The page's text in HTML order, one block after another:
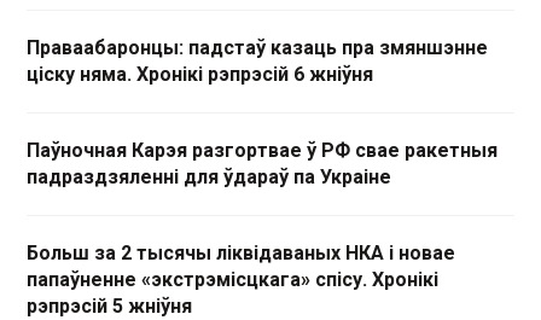
Праваабаронцы: падстаў казаць пра змяншэнне
ціску няма. Хронікі рэпрэсій 6 жніўня
Паўночная Карэя разгортвае ў РФ свае ракетныя
падраздзяленні для ўдараў па Украіне
Больш за 2 тысячы ліквідаваных НКА і новае
папаўненне «экстрэмісцкага» спісу. Хронікі
рэпрэсій 5 жніўня